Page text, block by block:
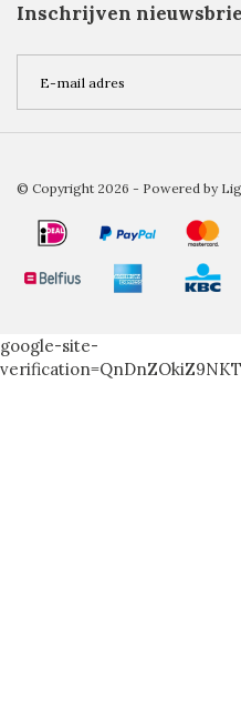
Inschrijven
© Copyright 2026 - Powered by
google-site-